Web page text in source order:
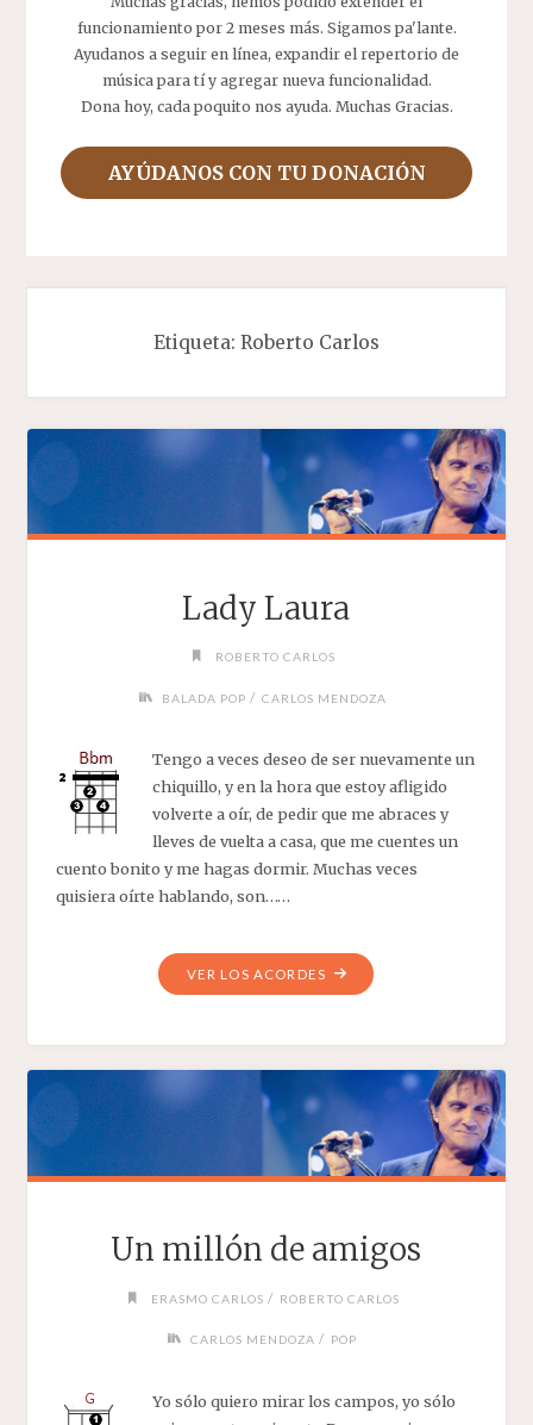
funcionamiento por 2 meses más. Sigamos pa'lante.
Ayudanos a seguir en línea, expandir el repertorio de
música para tí y agregar nueva funcionalidad.
Dona hoy, cada poquito nos ayuda. Muchas Gracias.
AYÚDANOS CON TU DONACIÓN
Etiqueta: Roberto Carlos
Lady Laura
ROBERTO CARLOS
BALADA POP / CARLOS MENDOZA
Tengo a veces deseo de ser nuevamente un
chiquillo, y en la hora que estoy afligido
volverte a oír, de pedir que me abraces y
lleves de vuelta a casa, que me cuentes un
cuento bonito y me hagas dormir. Muchas veces
quisiera oírte hablando, son……
VER LOS ACORDES"LADY
Un millón de amigos
ERASMO CARLOS / ROBERTO CARLOS
CARLOS MENDOZA / POP
Yo sólo quiero mirar los campos, yo sólo